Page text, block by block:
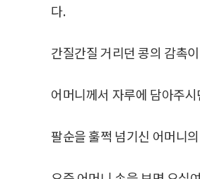
다.
간질간질 거리던 콩의 감촉
어머니께서 자루에 담아주
팔순을 훌쩍 넘기신 어머니